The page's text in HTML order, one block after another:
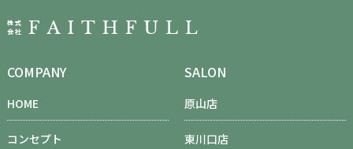
COMPANY
HOME
コンセプト
SALON
原山店
東川口店